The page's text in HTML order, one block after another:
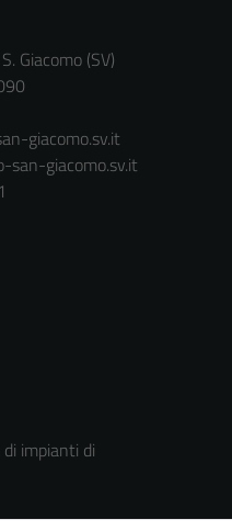
Giacomo (SV)
giacomo.sv.it
san-giacomo.sv.it
impianti di
sono necessari
per il
del sito e non
possono